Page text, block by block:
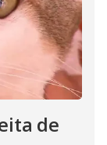
de